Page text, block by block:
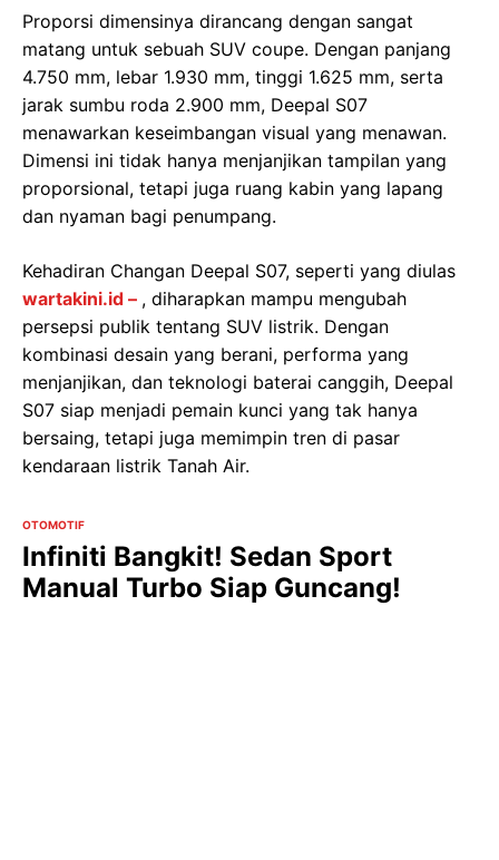
Proporsi dimensinya dirancang dengan sangat
matang untuk sebuah SUV coupe. Dengan panjang
4.750 mm, lebar 1.930 mm, tinggi 1.625 mm, serta
jarak sumbu roda 2.900 mm, Deepal S07
menawarkan keseimbangan visual yang menawan.
Dimensi ini tidak hanya menjanjikan tampilan yang
proporsional, tetapi juga ruang kabin yang lapang
dan nyaman bagi penumpang.
Kehadiran Changan Deepal S07, seperti yang diulas
wartakini.id – , diharapkan mampu mengubah
persepsi publik tentang SUV listrik. Dengan
kombinasi desain yang berani, performa yang
menjanjikan, dan teknologi baterai canggih, Deepal
S07 siap menjadi pemain kunci yang tak hanya
bersaing, tetapi juga memimpin tren di pasar
kendaraan listrik Tanah Air.
OTOMOTIF
Infiniti Bangkit! Sedan Sport
Manual Turbo Siap Guncang!